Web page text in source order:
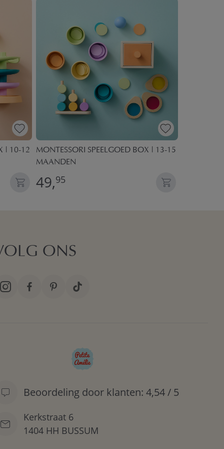
| 10-12
MONTESSORI SPEELGOED BOX | 13-15
MAANDEN
49,95
ONS
Beoordeling door klanten: 4,54 / 5
Kerkstraat 6
1404 HH BUSSUM